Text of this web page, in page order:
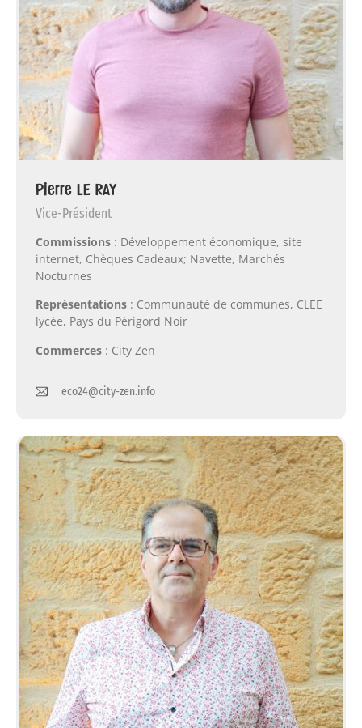
Pierre LE RAY
Vice-Président
Commissions : Développement économique, site
internet, Chèques Cadeaux; Navette, Marchés
Nocturnes
Représentations : Communauté de communes, CLEE
lycée, Pays du Périgord Noir
Commerces : City Zen
eco24@city-zen.info